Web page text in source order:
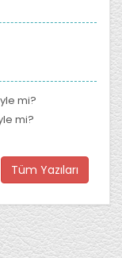
mi?
mi?
Tüm Yazıları